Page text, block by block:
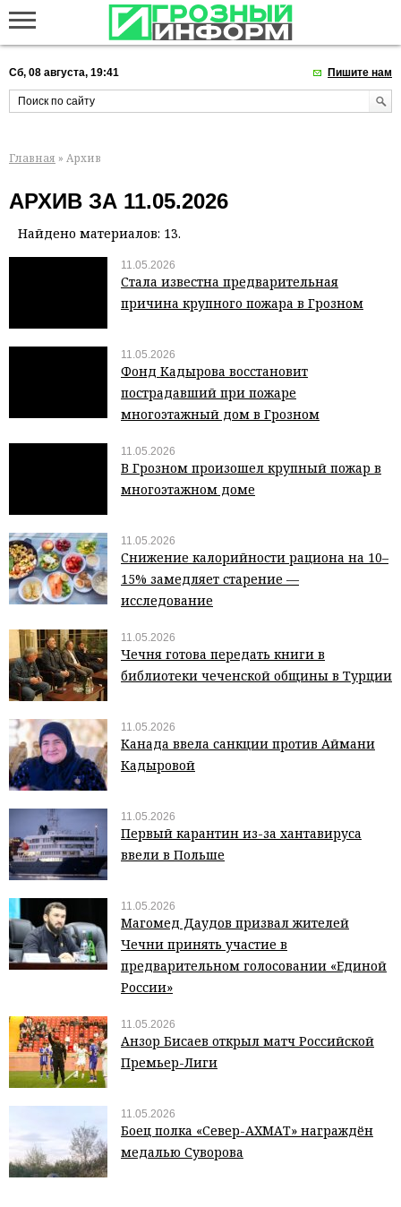
Сб, 08 августа, 19:41 Пишите нам
Главная » Архив
АРХИВ ЗА 11.05.2026
Найдено материалов: 13.
11.05.2026
Стала известна предварительная
причина крупного пожара в Грозном
11.05.2026
Фонд Кадырова восстановит
пострадавший при пожаре
многоэтажный дом в Грозном
11.05.2026
В Грозном произошел крупный пожар в
многоэтажном доме
11.05.2026
Снижение калорийности рациона на 10–
15% замедляет старение —
исследование
11.05.2026
Чечня готова передать книги в
библиотеки чеченской общины в Турции
11.05.2026
Канада ввела санкции против Аймани
Кадыровой
11.05.2026
Первый карантин из-за хантавируса
ввели в Польше
11.05.2026
Магомед Даудов призвал жителей
Чечни принять участие в
предварительном голосовании «Единой
России»
11.05.2026
Анзор Бисаев открыл матч Российской
Премьер-Лиги
11.05.2026
Боец полка «Север-АХМАТ» награждён
медалью Суворова